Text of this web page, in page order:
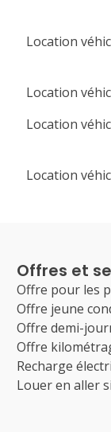
Location
Location
Location
Location
Offres et
Offre pour les
Offre jeune
Offre demi-
Offre
Recharge
Louer en aller